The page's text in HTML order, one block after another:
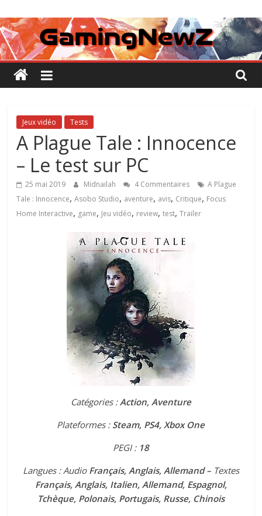
au
contenu
GamingNewZ
Tests
et
Actu
des
vidéo
Jeux vidéo Tests
A Plague Tale : Innocence
– Le test sur PC
25 mai 2019 Midnailah 4 Commentaires
A Plague
Tale : Innocence,Asobo Studio, aventure, avis, Critique, Focus
Home Interactive, game, Jeu vidéo, review,test,Trailer
Catégories : Action, Aventure
Plateformes : Steam, PS4, Xbox One
PEGI : 18
Langues : AudioFrançais, Anglais, Allemand – Textes
Français, Anglais, Italien, Allemand, Espagnol,
Tchèque, Polonais, Portugais, Russe, Chinois